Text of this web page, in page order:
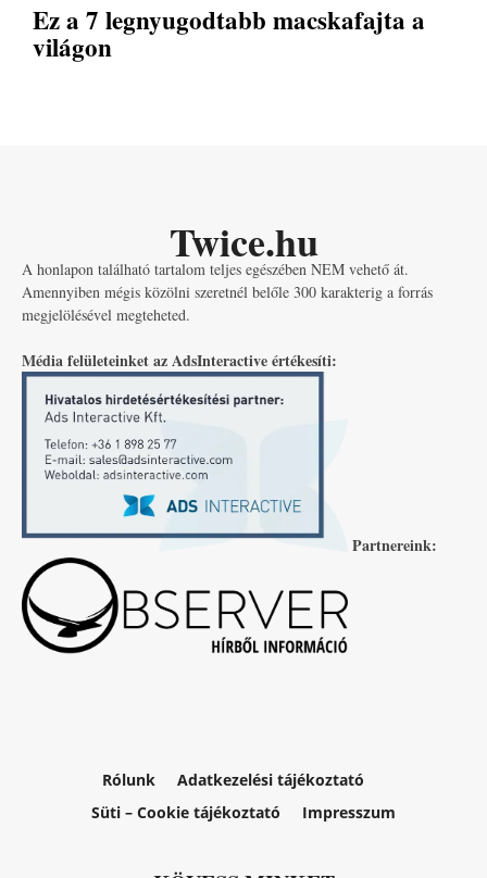
Ez a 7 legnyugodtabb macskafajta a
világon
Twice.hu
A honlapon található tartalom teljes egészében NEM vehető át.
Amennyiben mégis közölni szeretnél belőle 300 karakterig a forrás
megjelölésével megteheted.
Média felületeinket az AdsInteractive értékesíti:
Partnereink:
Rólunk
Adatkezelési tájékoztató
Süti – Cookie tájékoztató
Impresszum